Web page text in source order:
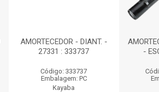
AMORTECEDOR - DIANT. -
27331 : 333737
Código: 333737
Embalagem: PC
Kayaba
-